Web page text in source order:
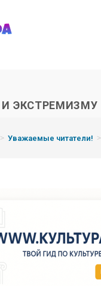
ЭКСТРЕМИЗМУ
> Уважаемые читатели! >